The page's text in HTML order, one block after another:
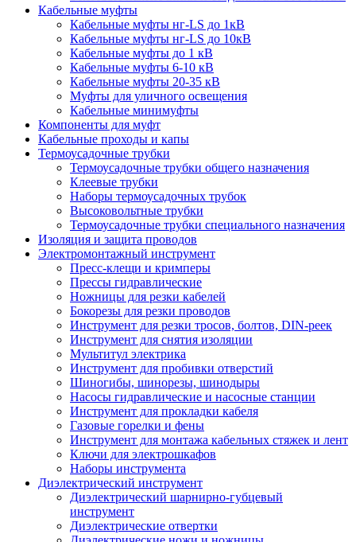
Кабельные муфты
Кабельные муфты нг-LS до 1кВ
Кабельные муфты нг-LS до 10кВ
Кабельные муфты до 1 кВ
Кабельные муфты 6-10 кВ
Кабельные муфты 20-35 кВ
Муфты для уличного освещения
Кабельные минимуфты
Компоненты для муфт
Кабельные проходы и капы
Термоусадочные трубки
Термоусадочные трубки общего назначения
Клеевые трубки
Наборы термоусадочных трубок
Высоковольтные трубки
Термоусадочные трубки специального назначения
Изоляция и защита проводов
Электромонтажный инструмент
Пресс-клещи и кримперы
Прессы гидравлические
Ножницы для резки кабелей
Бокорезы для резки проводов
Инструмент для резки тросов, болтов, DIN-реек
Инструмент для снятия изоляции
Мультитул электрика
Инструмент для пробивки отверстий
Шиногибы, шинорезы, шинодыры
Насосы гидравлические и насосные станции
Инструмент для прокладки кабеля
Газовые горелки и фены
Инструмент для монтажа кабельных стяжек и лент
Ключи для электрошкафов
Наборы инструмента
Диэлектрический инструмент
Диэлектрический шарнирно-губцевый
инструмент
Диэлектрические отвертки